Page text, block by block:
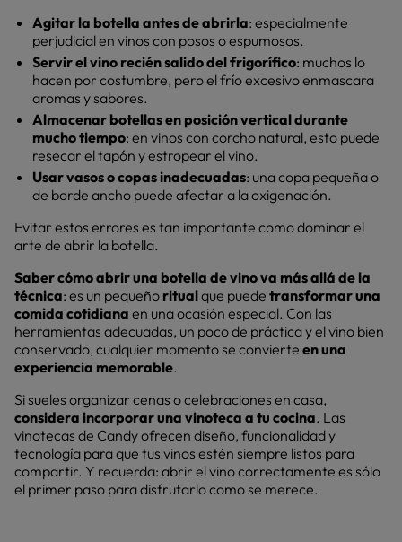
Agitar la botella antes de abrirla: especialmente
perjudicial en vinos con posos o espumosos.
Servir el vino recién salido del frigorífico: muchos lo
hacen por costumbre, pero el frío excesivo enmascara
aromas y sabores.
Almacenar botellas en posición vertical durante
mucho tiempo: en vinos con corcho natural, esto puede
resecar el tapón y estropear el vino.
Usar vasos o copas inadecuadas: una copa pequeña o
de borde ancho puede afectar a la oxigenación.
Evitar estos errores es tan importante como dominar el
arte de abrir la botella.
Saber cómo abrir una botella de vino va más allá de la
técnica: es un pequeño ritualque puede transformar una
comida cotidiana en una ocasión especial. Con las
herramientas adecuadas, un poco de práctica y el vino bien
conservado, cualquier momento se convierte en una
experiencia memorable.
Si sueles organizar cenas o celebraciones en casa,
considera incorporar una vinoteca a tu cocina. Las
vinotecas de Candy ofrecen diseño, funcionalidad y
tecnología para que tus vinos estén siempre listos para
compartir. Y recuerda: abrir el vino correctamente es sólo
el primer paso para disfrutarlo como se merece.